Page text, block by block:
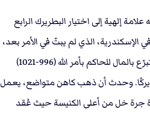
إلهية إلى اختيار البطريرك الرابع
الإسكندرية، الذي لم يبتّ في الأمر بعد،
نبأ يفيد بأن أحد التجار الأثرياء قد تبرّع بالمال للحاكم بأمر الله (996-1021)
وحدث أن ذهب كاهن متواضع، يعمل
جرة خل من أعلى الكنيسة حيث عُقد